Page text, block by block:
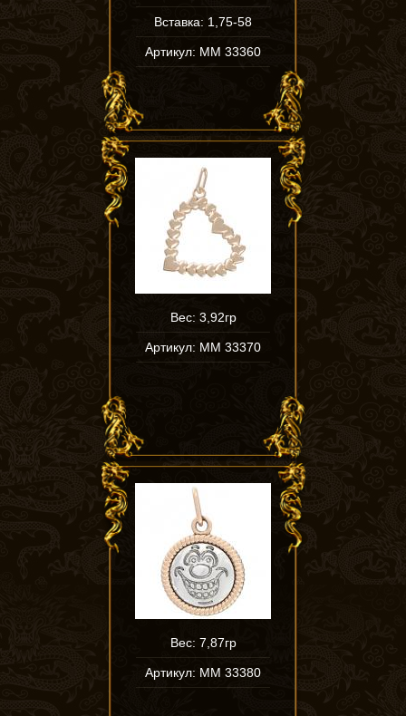
Вставка: 1,75-58
Артикул: ММ 33360
Вес: 3,92гр
Артикул: ММ 33370
Вес: 7,87гр
Артикул: ММ 33380